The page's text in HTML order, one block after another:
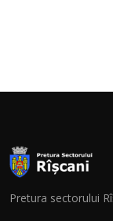
Pretura sectorului